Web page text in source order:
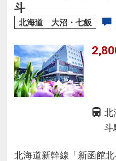
斗
北海道 大沼・七飯
北
斗
北海道新幹線「新函館